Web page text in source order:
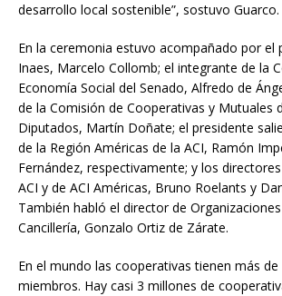
desarrollo local sostenible”, sostuvo Guarco.
En la ceremonia estuvo acompañado por el
Inaes, Marcelo Collomb; el integrante de la
Economía Social del Senado, Alfredo de
de la Comisión de Cooperativas y Mutuales
Diputados, Martín Doñate; el presidente
de la Región Américas de la ACI, Ramón
Fernández, respectivamente; y los
ACI y de ACI Américas, Bruno Roelants y
También habló el director de
Cancillería, Gonzalo Ortiz de Zárate.
En el mundo las cooperativas tienen más
miembros. Hay casi 3 millones de